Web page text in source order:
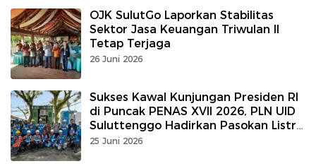
OJK SulutGo Laporkan Stabilitas
Sektor Jasa Keuangan Triwulan II
Tetap Terjaga
26 Juni 2026
Sukses Kawal Kunjungan Presiden RI
di Puncak PENAS XVII 2026, PLN UID
Suluttenggo Hadirkan Pasokan Listrik
Andal Tanpa Kedip
25 Juni 2026